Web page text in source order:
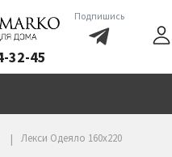
32-45
Подпишись
Лекси Одеяло 160х220